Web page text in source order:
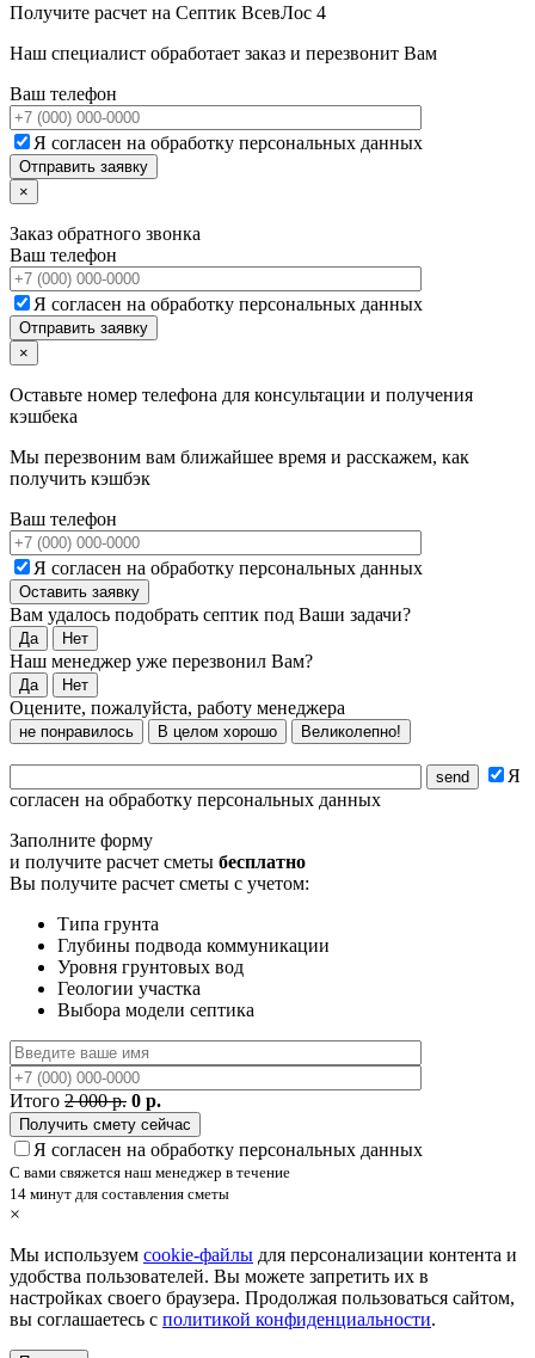
Получите расчет на Септик ВсевЛос 4
Наш специалист обработает заказ и перезвонит Вам
Ваш телефон
Я согласен на обработку персональных данных
×
Заказ обратного звонка
Ваш телефон
Я согласен на обработку персональных данных
×
Оставьте номер телефона для консультации и получения
кэшбека
Мы перезвоним вам ближайшее время и расскажем, как
получить кэшбэк
Ваш телефон
Я согласен на обработку персональных данных
Вам удалось подобрать септик под Ваши задачи?
Да Нет
Наш менеджер уже перезвонил Вам?
Да Нет
Оцените, пожалуйста, работу менеджера
не понравилось В целом хорошо Великолепно!
Я
согласен на обработку персональных данных
Заполните форму
и получите расчет сметы бесплатно
Вы получите расчет сметы с учетом:
Типа грунта
Глубины подвода коммуникации
Уровня грунтовых вод
Геологии участка
Выбора модели септика
Итого 2 000 р. 0 р.
Я согласен на обработку персональных данных
С вами свяжется наш менеджер в течение
14 минут для составления сметы
×
Мы используем cookie-файлы для персонализации контента и
удобства пользователей. Вы можете запретить их в
настройках своего браузера. Продолжая пользоваться сайтом,
вы соглашаетесь с политикой конфиденциальности.